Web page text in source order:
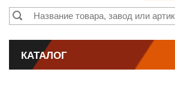
КАТАЛОГ